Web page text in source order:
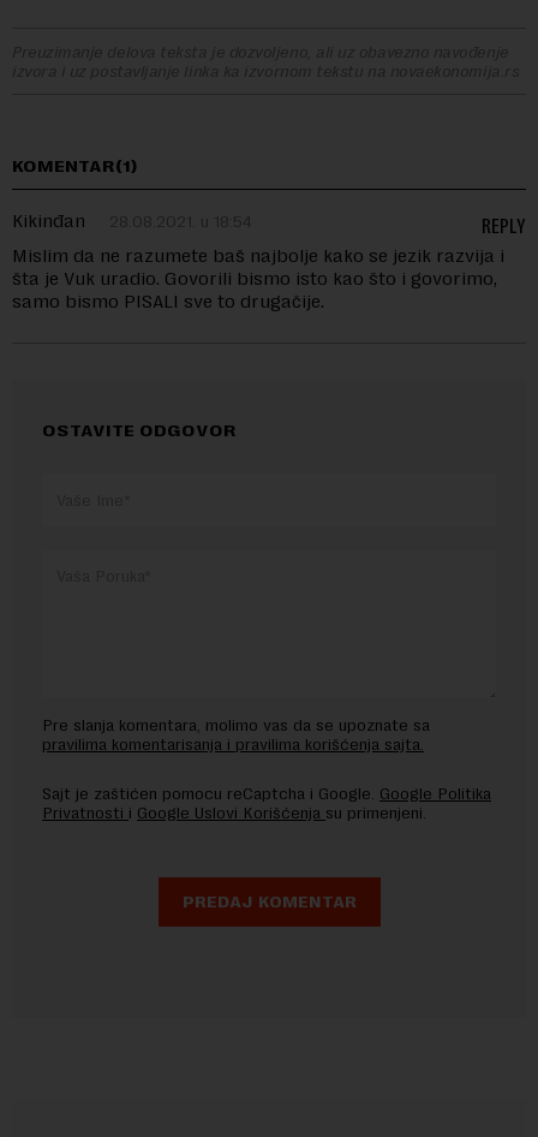
Preuzimanje delova teksta je dozvoljeno, ali uz obavezno navođenje
izvora i uz postavljanje linka ka izvornom tekstu na novaekonomija.rs
KOMENTAR(1)
Kikinđan 28.08.2021. u 18:54
Mislim da ne razumete baš najbolje kako se jezik razvija i
šta je Vuk uradio. Govorili bismo isto kao što i govorimo,
samo bismo PISALI sve to drugačije.
REPLY
OSTAVITE ODGOVOR
Pre slanja komentara, molimo vas da se upoznate sa
pravilima komentarisanja i pravilima korišćenja sajta.
Sajt je zaštićen pomocu reCaptcha i Google. Google Politika
Privatnosti i Google Uslovi Korišćenja su primenjeni.